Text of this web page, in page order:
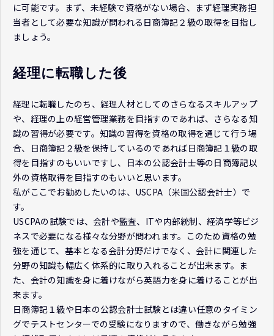
に可能です。まず、未経験で資格がない場合、まず経理実務担
当者として必要な知識が問われる日商簿記２級の取得を目指し
ましょう。
経理に転職した後
経理に転職したのち、経理人材としてのさらなるスキルアップ
や、経理の上の経営管理業務を目指すのであれば、さらなる知
識の習得が必要です。知識の習得を資格の取得を通じて行う場
合、日商簿記２級を保持しているのであれば日商簿記１級の取
得を目指すのもいいですし、日本の公認会計士等の日商簿記以
外の資格取得を目指すのもいいと思います。
私がここでお勧めしたいのは、USCPA（米国公認会計士）で
す。
USCPAの試験では、会計や監査、ITや内部統制、経済学等ビジ
ネスで必要になる様々な分野が問われます。このため資格の勉
強を通じて、基本となる会計分野だけでなく、会計に関連した
分野の知識も幅広く体系的に取り入れることが出来ます。ま
た、会計の知識を身に着けながら英語力を身に着けることが出
来ます。
日商簿記１級や日本の公認会計士試験とは違い任意のタイミン
グでテストセンターでの受験になりますので、働きながら勉強